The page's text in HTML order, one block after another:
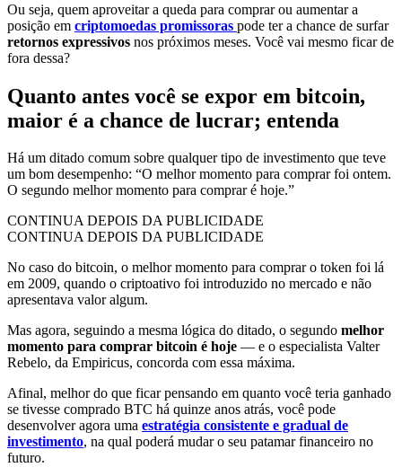
Ou seja, quem aproveitar a queda para comprar ou aumentar a
posição em criptomoedas promissoras pode ter a chance de surfar
retornos expressivos nos próximos meses. Você vai mesmo ficar de
fora dessa?
Quanto antes você se expor em bitcoin,
maior é a chance de lucrar; entenda
Há um ditado comum sobre qualquer tipo de investimento que teve
um bom desempenho: “O melhor momento para comprar foi ontem.
O segundo melhor momento para comprar é hoje.”
CONTINUA DEPOIS DA PUBLICIDADE
CONTINUA DEPOIS DA PUBLICIDADE
No caso do bitcoin, o melhor momento para comprar o token foi lá
em 2009, quando o criptoativo foi introduzido no mercado e não
apresentava valor algum.
Mas agora, seguindo a mesma lógica do ditado, o segundo melhor
momento para comprar bitcoin é hoje — e o especialista Valter
Rebelo, da Empiricus, concorda com essa máxima.
Afinal, melhor do que ficar pensando em quanto você teria ganhado
se tivesse comprado BTC há quinze anos atrás, você pode
desenvolver agora uma estratégia consistente e gradual de
investimento, na qual poderá mudar o seu patamar financeiro no
futuro.